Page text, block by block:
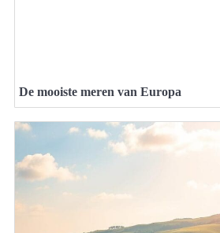
De mooiste meren van Europa